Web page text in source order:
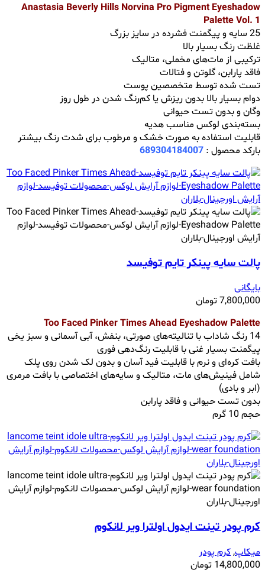
Anastasia Beverly Hills Norvina Pro Pigment Eyeshadow
Palette Vol. 1
25 سایه و پیگمنت فشرده در سایز بزرگ
غلظت رنگ بسیار بالا
ترکیبی از مات‌های مخملی، متالیک
فاقد پارابن، گلوتن و فتالات
تست شده توسط متخصصین پوست
دوام بسیار بالا بدون ریزش یا کم‌رنگ شدن در طول روز
وگان و بدون تست حیوانی
بسته‌بندی لوکس مناسب هدیه
قابلیت استفاده به صورت خشک و مرطوب برای شدت رنگ بیشتر
بارکد محصول : 689304184007
پالت سایه پینکر تایم توفیسد
بایگانی
7,800,000تومان
Too Faced Pinker Times Ahead Eyeshadow Palette
14 رنگ شاداب با تنالیته‌های صورتی، بنفش، آبی آسمانی و سبز یخی
پیگمنت بسیار غنی با قابلیت رنگ‌دهی فوری
بافت کره‌ای و نرم با قابلیت فید آسان و بدون لک شدن روی پلک
شامل فینیش‌های مات، متالیک و سایه‌های اختصاصی با بافت مرمری
(ابر و بادی)
بدون تست حیوانی و فاقد پارابن
حجم 10 گرم
کرم پودر تینت ایدول اولترا ویر لانکوم
میکاپ,کرم پودر
14,800,000 تومان